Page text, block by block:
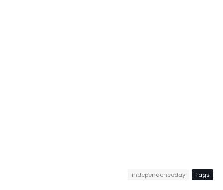
Tags
independenceday